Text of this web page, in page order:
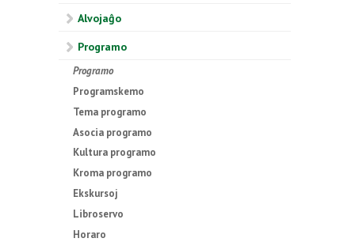
Alvojaĝo
Programo
Programo
Programskemo
Tema programo
Asocia programo
Kultura programo
Kroma programo
Ekskursoj
Libroservo
Horaro